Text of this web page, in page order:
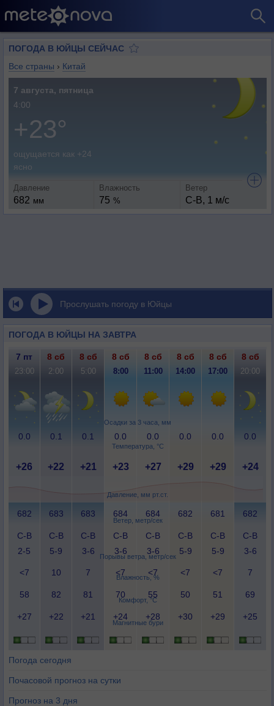
ПОГОДА В ЮЙЦЫ СЕЙЧАС
Все страны › Китай
7 августа, пятница
4:00
+23°
ощущается как +24
ясно
Давление
682 мм
Влажность
75 %
Ветер
С-В, 1 м/с
Прослушать погоду в Юйцы
ПОГОДА В ЮЙЦЫ НА ЗАВТРА
Осадки за 3 часа, мм
Температура, °C
Давление, мм рт.ст.
Ветер, метр/сек
Порывы ветра, метр/сек
Влажность, %
Комфорт, °C
Магнитные бури
7 пт 8 сб 8 сб 8 сб 8 сб 8 сб 8 сб 8 сб
23:00 2:00 5:00 8:00 11:00 14:00 17:00 20:00
0.0 0.1 0.1 0.0 0.0 0.0 0.0 0.0
+26 +22 +21 +23 +27 +29 +29 +24
682 683 683 684 684 682 681 682
С-В
2-5
С-В
5-9
С-В
3-6
С-В
3-6
С-В
3-6
С-В
5-9
С-В
5-9
С-В
3-6
<7 10 7 <7 <7 <7 <7 7
58 82 81 70 55 50 51 69
+27 +22 +21 +24 +28 +30 +29 +25
Погода сегодня
Почасовой прогноз на сутки
Прогноз на 3 дня